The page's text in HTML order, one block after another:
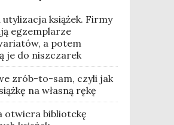
utylizacja książek. Firmy
egzemplarze
a potem
je do niszczarek
zrób-to-sam, czyli jak
na własną rękę
otwiera bibliotekę